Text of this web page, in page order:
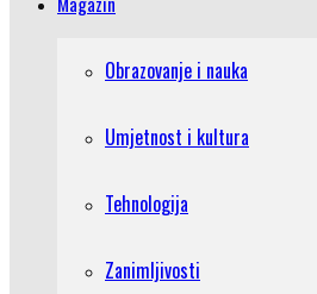
Obrazovanje i nauka
Umjetnost i kultura
Tehnologija
Zanimljivosti